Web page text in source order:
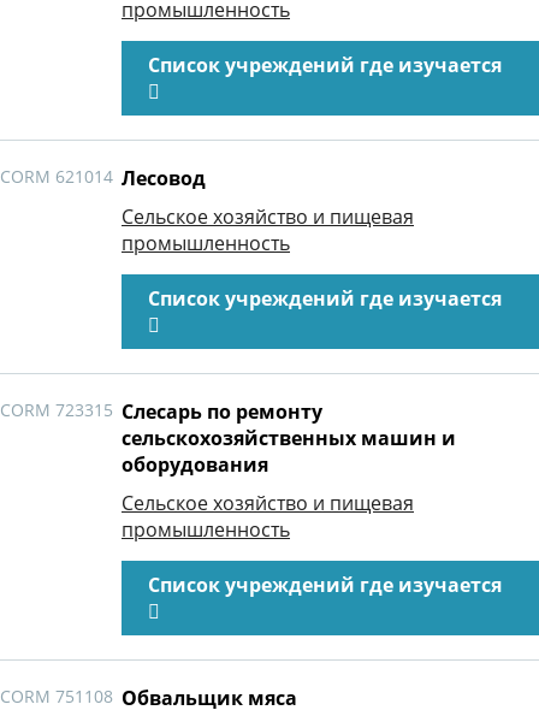
промышленность
Список учреждений где изучается
CORM 621014 Лесовод
Сельское хозяйство и пищевая
промышленность
Список учреждений где изучается
CORM 723315 Слесарь по ремонту
сельскохозяйственных машин и
оборудования
Сельское хозяйство и пищевая
промышленность
Список учреждений где изучается
CORM 751108 Обвальщик мяса